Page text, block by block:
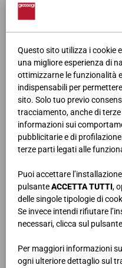
Questo sito utilizza i cookie
una migliore esperienza di
ottimizzarne le funzionalità
indispensabili per
sito. Solo tuo previo
tracciamento, anche di
informazioni sui
pubblicitarie e di
terze parti legati alle
Puoi accettare
pulsanteACCETTA TUTTI,
delle singole tipologie di
Se invece intendi rifiutare
necessari, clicca sul pulsante
Per maggiori informazioni
ogni ulteriore dettaglio sul
SCHEDA PRODOTTO
TI